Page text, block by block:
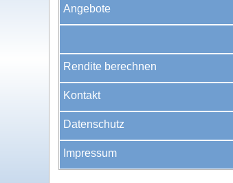
Angebote
Rendite berechnen
Kontakt
Datenschutz
Impressum